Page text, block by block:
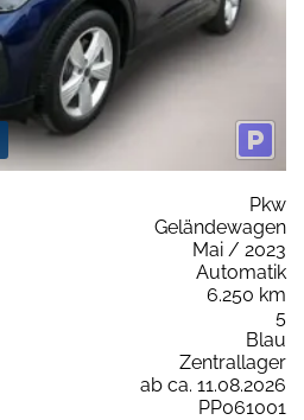
Pkw
Geländewagen
Mai / 2023
Automatik
6.250 km
5
Blau
Zentrallager
ab ca. 11.08.2026
PP061001